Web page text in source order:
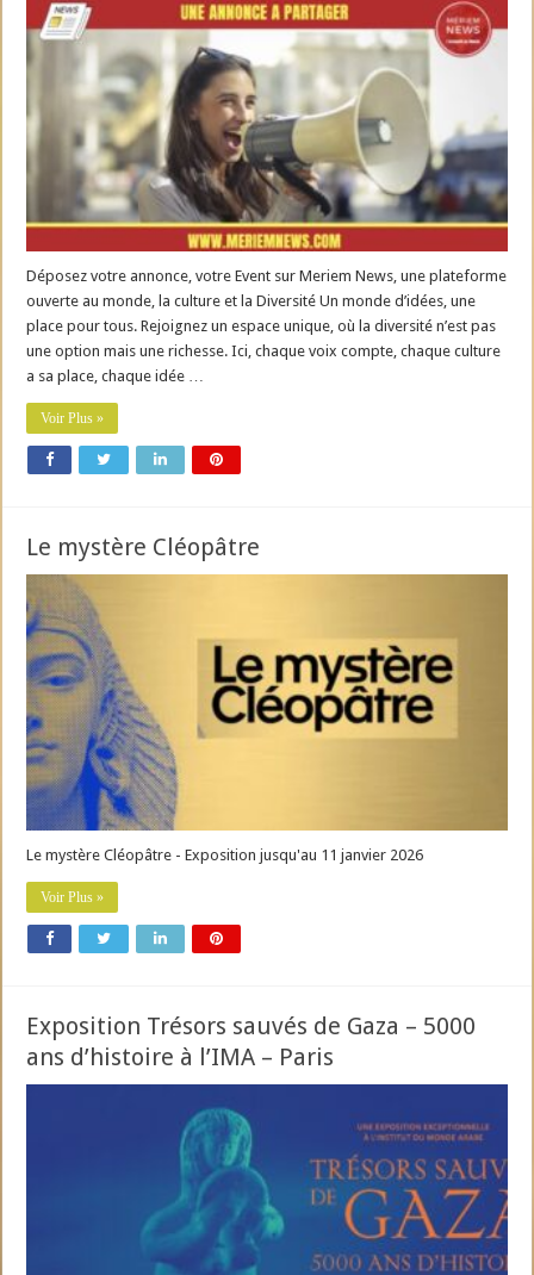
Déposez votre annonce, votre Event sur Meriem News, une plateforme
ouverte au monde, la culture et la Diversité Un monde d’idées, une
place pour tous. Rejoignez un espace unique, où la diversité n’est pas
une option mais une richesse. Ici, chaque voix compte, chaque culture
a sa place, chaque idée …
Voir Plus »
Le mystère Cléopâtre
Le mystère Cléopâtre - Exposition jusqu'au 11 janvier 2026
Voir Plus »
Exposition Trésors sauvés de Gaza – 5000
ans d’histoire à l’IMA – Paris